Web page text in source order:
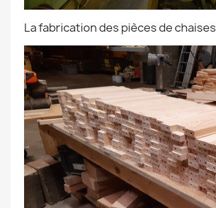
La fabrication des pièces de chaises